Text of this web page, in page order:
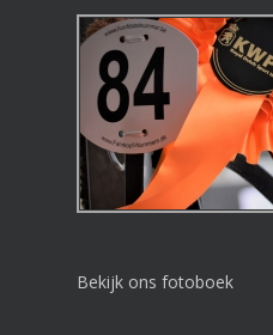
Bekijk ons fotoboek